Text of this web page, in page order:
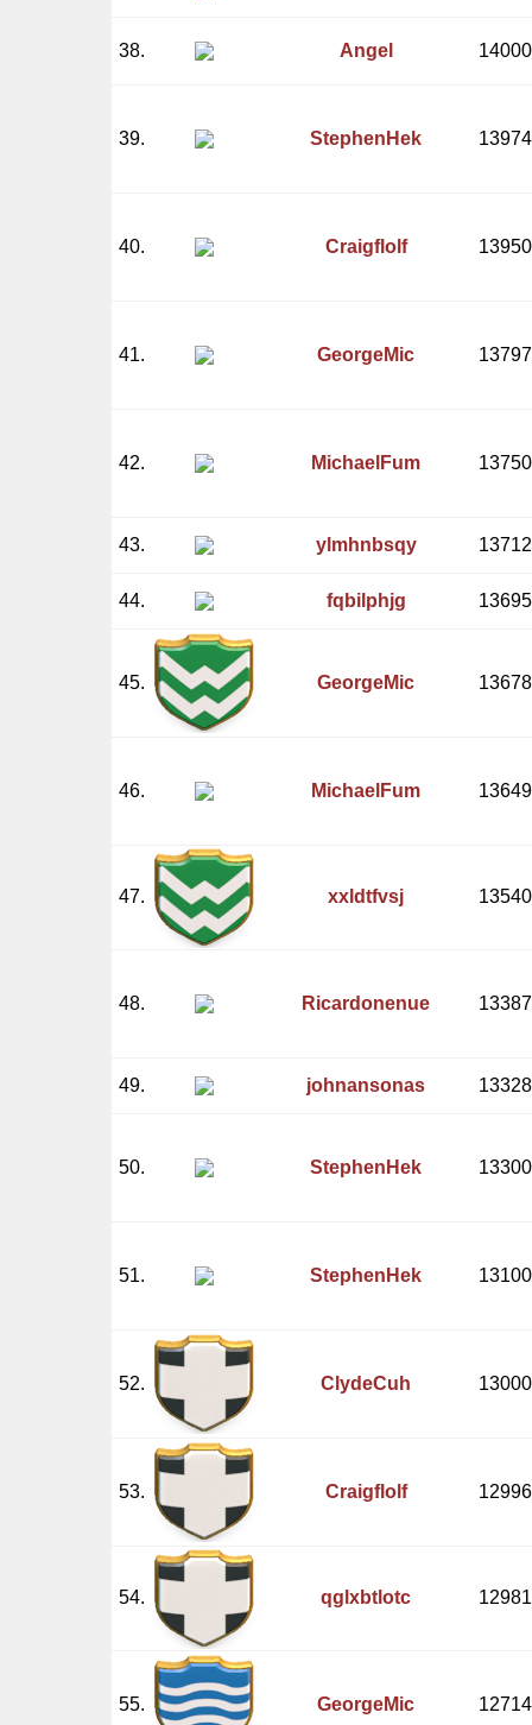
38. Angel 14000
39. StephenHek 13974
40. Craigflolf 13950
41. GeorgeMic 13797
42. MichaelFum 13750
43. ylmhnbsqy 13712
44. fqbilphjg 13695
45. GeorgeMic 13678
46. MichaelFum 13649
47. xxldtfvsj 13540
48. Ricardonenue 13387
49. johnansonas 13328
50. StephenHek 13300
51. StephenHek 13100
52. ClydeCuh 13000
53. Craigflolf 12996
54. qglxbtlotc 12981
55. GeorgeMic 12714